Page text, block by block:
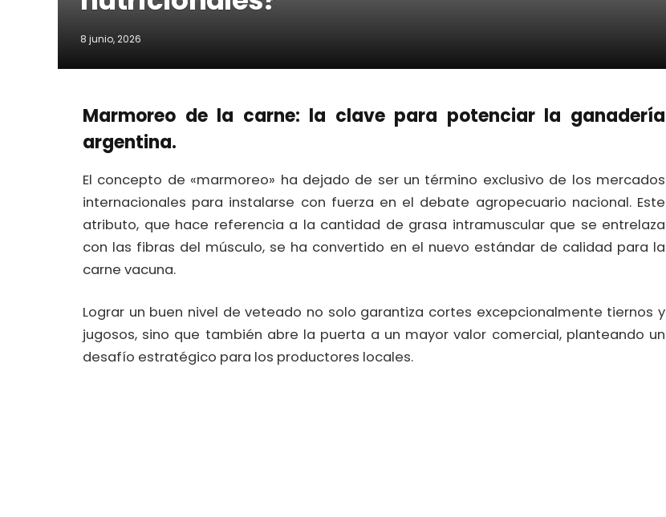
8 junio, 2026
Marmoreo de la carne: la clave para potenciar la ganadería
argentina.
El concepto de «marmoreo» ha dejado de ser un término exclusivo de los mercados
internacionales para instalarse con fuerza en el debate agropecuario nacional. Este
atributo, que hace referencia a la cantidad de grasa intramuscular que se entrelaza
con las fibras del músculo, se ha convertido en el nuevo estándar de calidad para la
carne vacuna.
Lograr un buen nivel de veteado no solo garantiza cortes excepcionalmente tiernos y
jugosos, sino que también abre la puerta a un mayor valor comercial, planteando un
desafío estratégico para los productores locales.